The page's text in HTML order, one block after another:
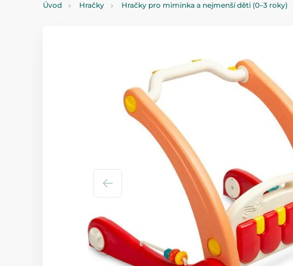
Úvod Hračky Hračky pro miminka a nejmenší děti (0–3 roky)